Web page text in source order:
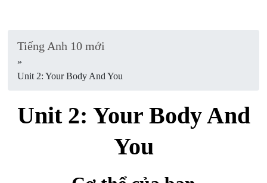
Tiếng Anh 10 mới
»
Unit 2: Your Body And You
Unit 2: Your Body And
You